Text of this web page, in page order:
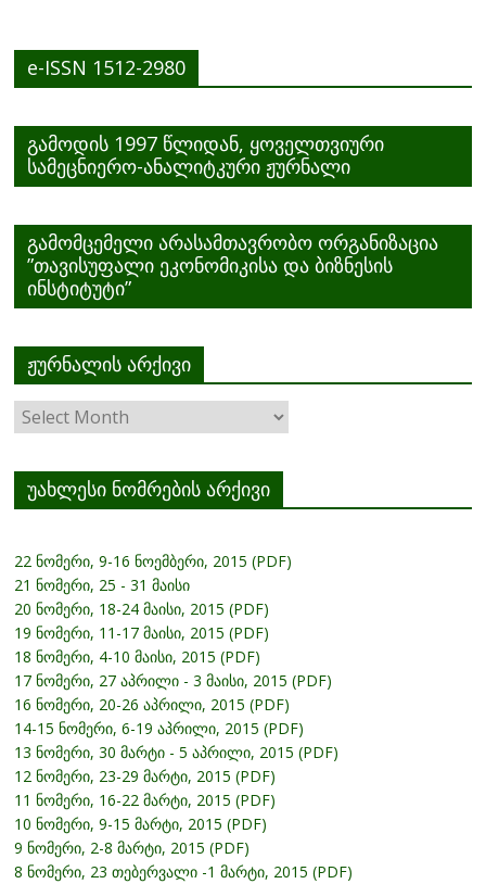
e-ISSN 1512-2980
გამოდის 1997 წლიდან, ყოველთვიური
სამეცნიერო-ანალიტკური ჟურნალი
გამომცემელი არასამთავრობო ორგანიზაცია
”თავისუფალი ეკონომიკისა და ბიზნესის
ინსტიტუტი”
ჟურნალის არქივი
ჟურნალის
არქივი
უახლესი ნომრების არქივი
22 ნომერი, 9-16 ნოემბერი, 2015 (PDF)
21 ნომერი, 25 - 31 მაისი
20 ნომერი, 18-24 მაისი, 2015 (PDF)
19 ნომერი, 11-17 მაისი, 2015 (PDF)
18 ნომერი, 4-10 მაისი, 2015 (PDF)
17 ნომერი, 27 აპრილი - 3 მაისი, 2015 (PDF)
16 ნომერი, 20-26 აპრილი, 2015 (PDF)
14-15 ნომერი, 6-19 აპრილი, 2015 (PDF)
13 ნომერი, 30 მარტი - 5 აპრილი, 2015 (PDF)
12 ნომერი, 23-29 მარტი, 2015 (PDF)
11 ნომერი, 16-22 მარტი, 2015 (PDF)
10 ნომერი, 9-15 მარტი, 2015 (PDF)
9 ნომერი, 2-8 მარტი, 2015 (PDF)
8 ნომერი, 23 თებერვალი -1 მარტი, 2015 (PDF)